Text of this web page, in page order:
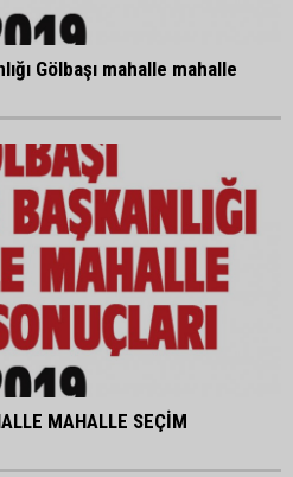
Gölbaşı mahalle mahalle
MAHALLE SEÇİM